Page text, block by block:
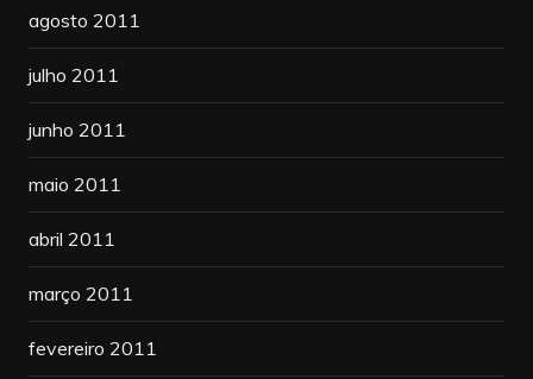
agosto 2011
julho 2011
junho 2011
maio 2011
abril 2011
março 2011
fevereiro 2011